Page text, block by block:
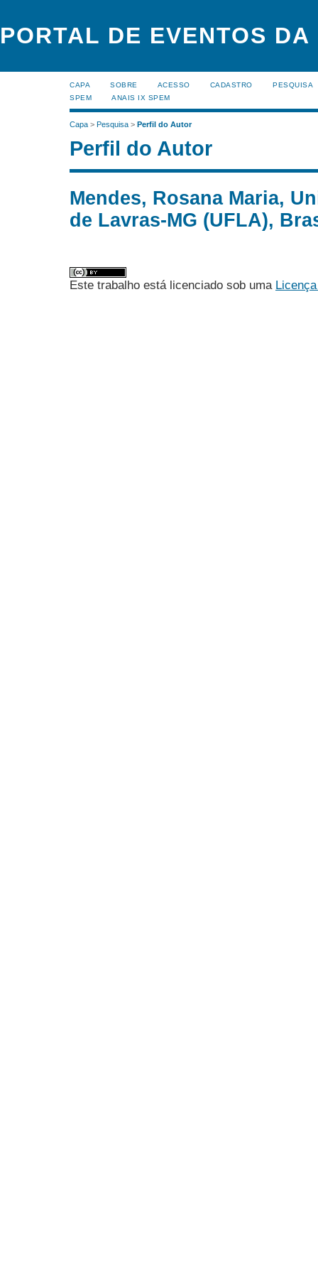
PORTAL DE EVENTOS DA
CAPA SOBRE ACESSO CADASTRO
PESQUISA
SPEM
ANAIS IX SPEM
Capa > Pesquisa > Perfil do Autor
Perfil do Autor
Mendes, Rosana Maria,
de Lavras-MG (UFLA),
Este trabalho está licenciado sob uma